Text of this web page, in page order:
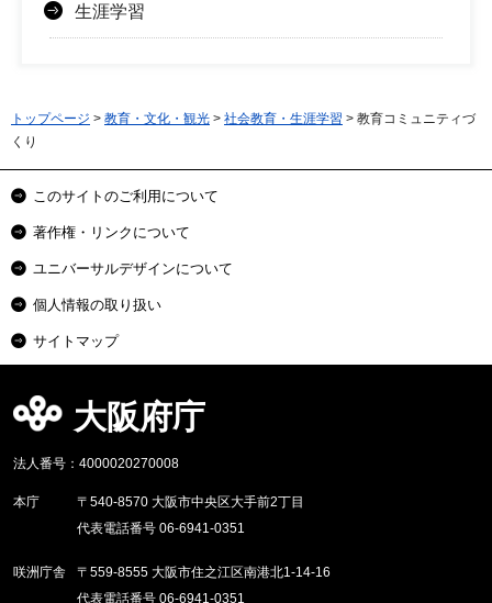
生涯学習
トップページ > 教育・文化・観光 > 社会教育・生涯学習 > 教育コミュニティづ
くり
このサイトのご利用について
著作権・リンクについて
ユニバーサルデザインについて
個人情報の取り扱い
サイトマップ
大阪府庁
法人番号：4000020270008
本庁
〒540-8570 大阪市中央区大手前2丁目
代表電話番号 06-6941-0351
咲洲庁舎
〒559-8555 大阪市住之江区南港北1-14-16
代表電話番号 06-6941-0351